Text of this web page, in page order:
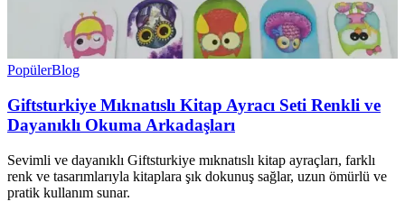
PopülerBlog
Giftsturkiye Mıknatıslı Kitap Ayracı Seti Renkli ve
Dayanıklı Okuma Arkadaşları
Sevimli ve dayanıklı Giftsturkiye mıknatıslı kitap ayraçları, farklı
renk ve tasarımlarıyla kitaplara şık dokunuş sağlar, uzun ömürlü ve
pratik kullanım sunar.